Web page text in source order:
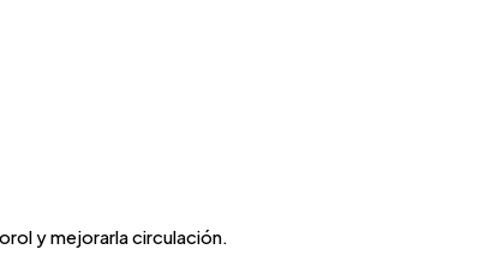
y mejorarla circulación.